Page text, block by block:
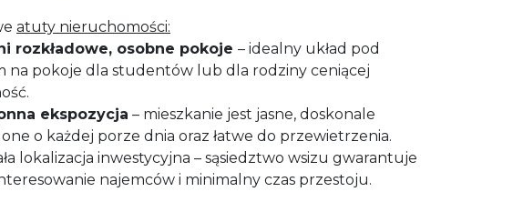
atuty nieruchomości:
rozkładowe, osobne pokoje – idealny układ pod
na pokoje dla studentów lub dla rodziny ceniącej
ekspozycja – mieszkanie jest jasne, doskonale
o każdej porze dnia oraz łatwe do przewietrzenia.
lokalizacja inwestycyjna – sąsiedztwo wsizu gwarantuje
najemców i minimalny czas przestoju.